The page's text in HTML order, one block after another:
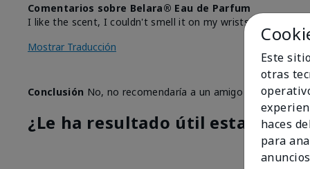
Comentarios sobre Belara® Eau de Parfum
I like the scent, I couldn't smell it on my wrists any longer
Mostrar Traducción
Conclusión No, no recomendaría a un amigo
¿Le ha resultado útil esta
Este
otras
haces
para